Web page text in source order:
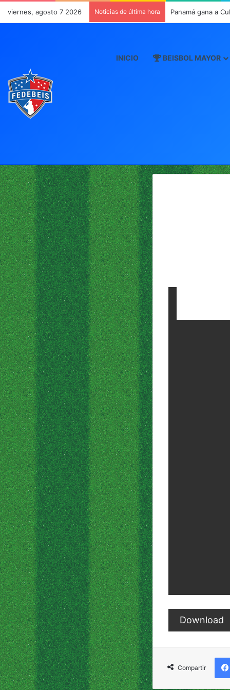
viernes, agosto 7 2026 Noticias de última hora Panamá gana a
INICIO BEISBOL MAYOR
Download
Compartir